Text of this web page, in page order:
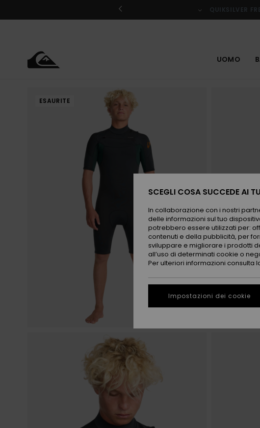
prodotto
QUIKSILVER
UOMO
ESAURITE
SCEGLI COSA SUCCEDE AI
In collaborazione con i nostri
delle informazioni sul tuo
potrebbero essere utilizzati per:
contenuti e della pubblicità, per
sviluppare e migliorare i prodotti
all’uso di determinati cookie o
Per ulteriori informazioni consulta
Impostazioni dei cookie